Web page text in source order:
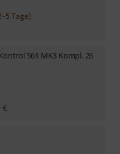
Tage)
S61 MK3 Kompl. 26
€